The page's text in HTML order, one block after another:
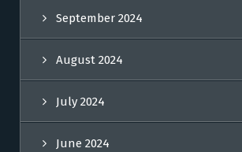
September 2024
August 2024
July 2024
June 2024